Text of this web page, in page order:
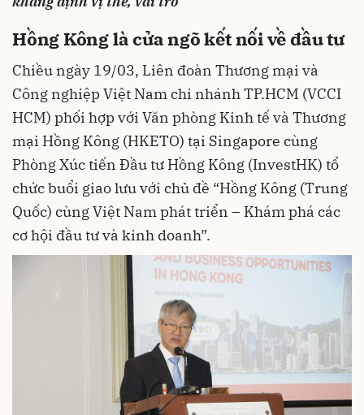
Hồng Kông là cửa ngõ kết nối về đầu tư
Chiều ngày 19/03, Liên đoàn Thương mại và
Công nghiệp Việt Nam chi nhánhTP.HCM (VCCI
HCM) phối hợp với Văn phòng Kinh tế và Thương
mại Hồng Kông (HKETO) tại Singapore cùng
Phòng Xúc tiến Đầu tư Hồng Kông (InvestHK) tổ
chức buổi giao lưu với chủ đề “Hồng Kông (Trung
Quốc) cùng Việt Nam phát triển – Khám phá các
cơ hội đầu tư và kinh doanh”.